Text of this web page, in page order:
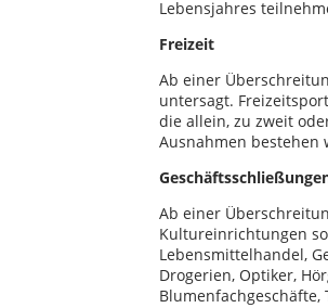
Lebensjahres
Freizeit
Ab einer
untersagt.
die allein, zu zweit
Ausnahmen
Ab einer
Kultureinrichtungen
Lebensmittelhandel,
Drogerien, Optiker,